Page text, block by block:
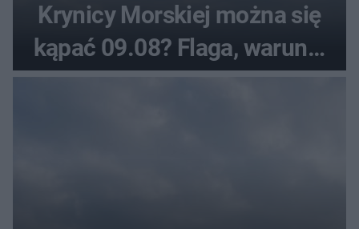
Krynicy Morskiej można się
kąpać 09.08? Flaga, warunki